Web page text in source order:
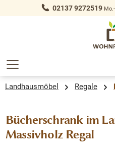
springen 02137 9272519Mo.-
Landhausmöbel Regale
Bücherschrank im
Massivholz Regal